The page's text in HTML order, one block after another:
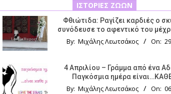
ΙΣΤΟΡΊΕΣ ΖΏΩΝ
Φθιώτιδα: Ραγίζει καρδιές ο
συνόδευσε το αφεντικό του
By: Μιχάλης Λεωτσάκος On:
4 Απριλίου – Γράμμα από ένα
Παγκόσμια ημέρα
By: Μιχάλης Λεωτσάκος On: